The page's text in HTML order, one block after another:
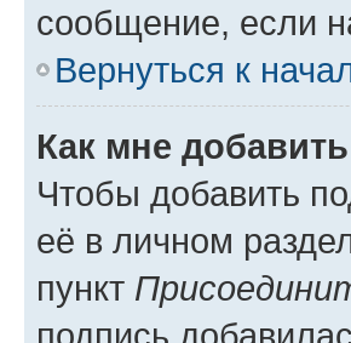
сообщение, если
Вернуться к
Как мне
Чтобы добавить
её в личном
пункт
подпись